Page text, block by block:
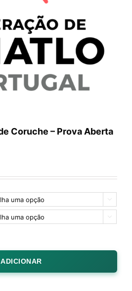
Coruche – Prova Aberta


ADICIONAR